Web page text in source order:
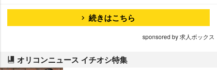
続きはこちら
sponsored by 求人ボックス
オリコンニュース イチオシ特集